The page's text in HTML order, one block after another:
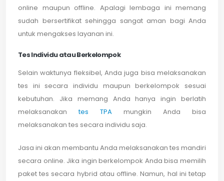
online maupun offline. Apalagi lembaga ini memang
sudah bersertifikat sehingga sangat aman bagi Anda
untuk mengakses layanan ini.
Tes Individu atau Berkelompok
Selain waktunya fleksibel, Anda juga bisa melaksanakan
tes ini secara individu maupun berkelompok sesuai
kebutuhan. Jika memang Anda hanya ingin berlatih
melaksanakantes TPA mungkin Anda bisa
melaksanakan tes secara individu saja.
Jasa ini akan membantu Anda melaksanakan tes mandiri
secara online. Jika ingin berkelompok Anda bisa memilih
paket tes secara hybrid atau offline. Namun, hal ini tetap